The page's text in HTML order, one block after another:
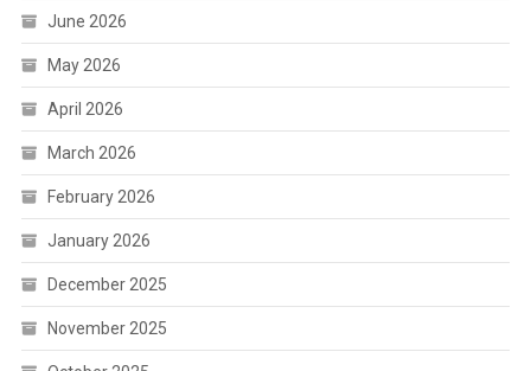
June 2026
May 2026
April 2026
March 2026
February 2026
January 2026
December 2025
November 2025